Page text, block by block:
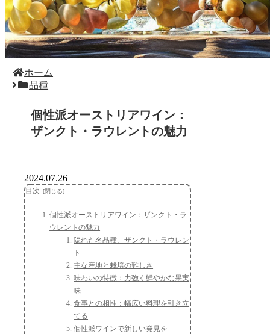
ホーム
品種
個性派オーストリアワイン：
ザンクト・ラウレントの魅力
2024.07.26
目次
個性派オーストリアワイン：ザンクト・ラ
ウレントの魅力
隠れた名品種、ザンクト・ラウレン
ト
主な産地と栽培の難しさ
味わいの特徴：力強く鮮やかな果実
味
食事との相性：幅広い料理を引き立
てる
個性派ワインで新しい発見を